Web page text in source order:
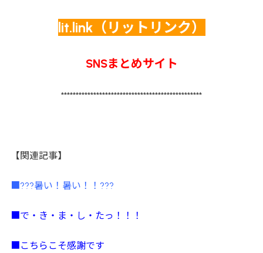
lit.link（リットリンク）
SNSまとめサイト
************************************************
【関連記事】
■???暑い！暑い！！???
■で・き・ま・し・たっ！！！
■こちらこそ感謝です